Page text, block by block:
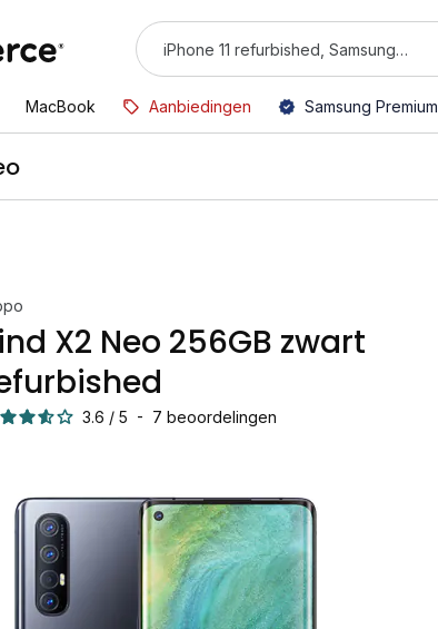
MacBook Aanbiedingen Samsung Premium
X2 Neo 256GB zwart
3.6 / 5 - 7 beoordelingen